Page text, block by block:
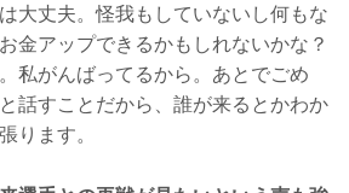
大丈夫。怪我もしていないし何もな
金アップできるかもしれないかな？
私がんばってるから。あとでごめ
話すことだから、誰が来るとかわか
ります。